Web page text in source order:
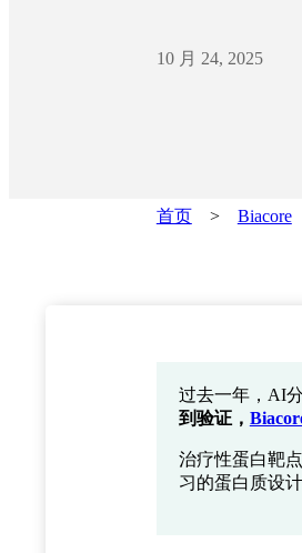
10 月 24, 2025
首页> Biacore
过去一年，AI
到验证，
治疗性蛋白靶
习的蛋白质设